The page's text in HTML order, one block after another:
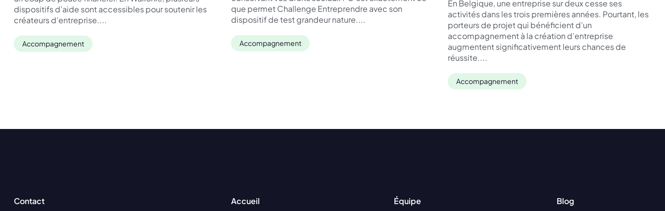
dispositifs d’aide sont accessibles pour soutenir les
créateurs d’entreprise....
Accompagnement
que permet Challenge Entreprendre avec son
dispositif de test grandeur nature....
Accompagnement
En Belgique, une entreprise sur deux cesse ses
activités dans les trois premières années. Pourtant, les
porteurs de projet qui bénéficient d’un
accompagnement à la création d’entreprise
augmentent significativement leurs chances de
réussite....
Accompagnement
Contact
Accueil
Équipe
Blog